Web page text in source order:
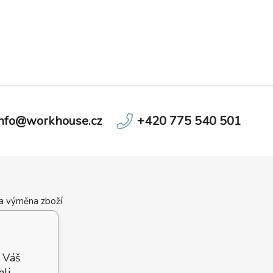
+420 775 540 501
výměna zboží
podmínky